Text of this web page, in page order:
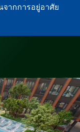
จากการอยู่อาศัย